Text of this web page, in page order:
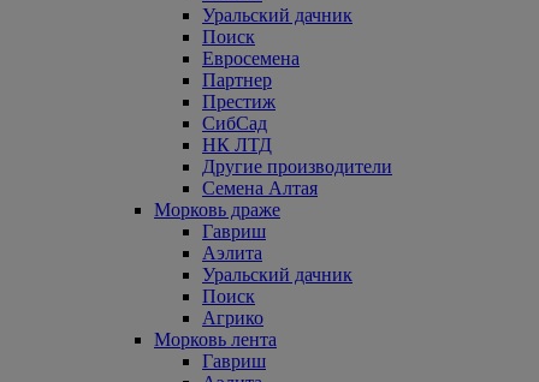
Уральский дачник
Поиск
Евросемена
Партнер
Престиж
СибСад
НК ЛТД
Другие производители
Семена Алтая
Морковь драже
Гавриш
Аэлита
Уральский дачник
Поиск
Агрико
Морковь лента
Гавриш